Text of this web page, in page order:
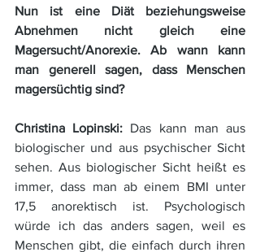
Nun ist eine Diät beziehungsweise
Abnehmen nicht gleich eine
Magersucht/Anorexie. Ab wann kann
man generell sagen, dass Menschen
magersüchtig sind?
Christina Lopinski: Das kann man aus
biologischer und aus psychischer Sicht
sehen. Aus biologischer Sicht heißt es
immer, dass man ab einem BMI unter
17,5 anorektisch ist. Psychologisch
würde ich das anders sagen, weil es
Menschen gibt, die einfach durch ihren